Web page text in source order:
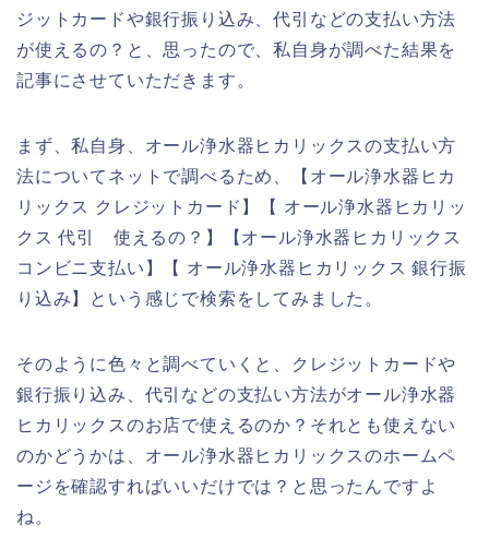
ジットカードや銀行振り込み、代引などの支払い方法
が使えるの？と、思ったので、私自身が調べた結果を
記事にさせていただきます。
まず、私自身、オール浄水器ヒカリックスの支払い方
法についてネットで調べるため、【オール浄水器ヒカ
リックス クレジットカード】【 オール浄水器ヒカリッ
クス 代引 使えるの？】【オール浄水器ヒカリックス
コンビニ支払い】【 オール浄水器ヒカリックス 銀行振
り込み】という感じで検索をしてみました。
そのように色々と調べていくと、クレジットカードや
銀行振り込み、代引などの支払い方法がオール浄水器
ヒカリックスのお店で使えるのか？それとも使えない
のかどうかは、オール浄水器ヒカリックスのホームペ
ージを確認すればいいだけでは？と思ったんですよ
ね。